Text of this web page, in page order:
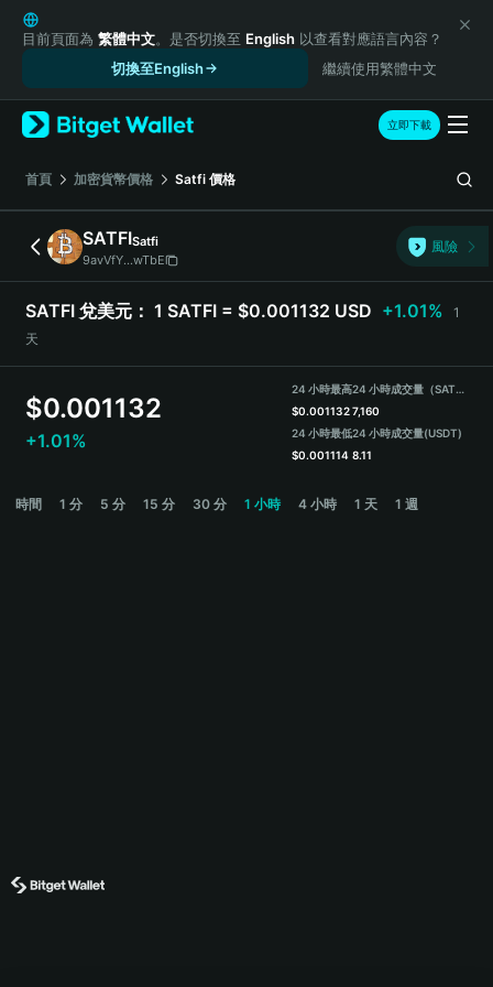
English
日本語
Русский
Español (Latinoamérica)
Türkçe
Italiano
Deutsch
简体中文
繁體中文
Português (Portugal)
Bahasa Indonesia
Español
目前頁面為 繁體中文。是否切換至 English 以查看對應語言內容？
切換至English
繼續使用繁體中文
立即下載
首頁 加密貨幣價格 Satfi 價格
SATFISatfi
9avVfY...wTbE
風險
SATFI 兌美元： 1 SATFI = $0.001132 USD +1.01%
1
天
$0.001132
+1.01%
24 小時最高
$0.001132
24 小時最低
$0.001114
24 小時成交量（SATFI）
7,160
24 小時成交量(USDT)
8.11
時間 1 分 5 分 15 分 30 分 1 小時 4 小時 1 天 1 週